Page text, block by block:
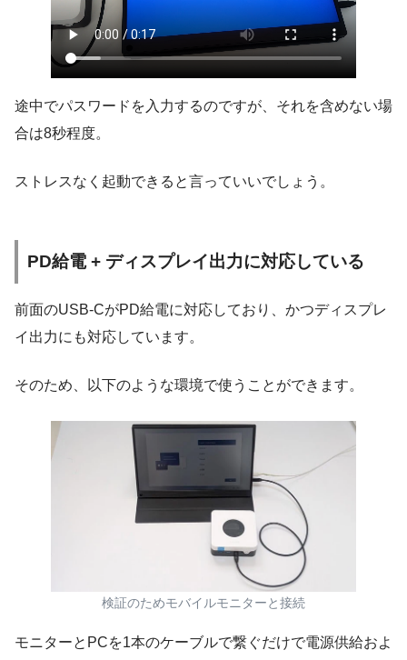
途中でパスワードを入力するのですが、それを含めない場
合は8秒程度。
ストレスなく起動できると言っていいでしょう。
PD給電 + ディスプレイ出力に対応している
前面のUSB-CがPD給電に対応しており、かつディスプレ
イ出力にも対応しています。
そのため、以下のような環境で使うことができます。
検証のためモバイルモニターと接続
モニターとPCを1本のケーブルで繋ぐだけで電源供給およ